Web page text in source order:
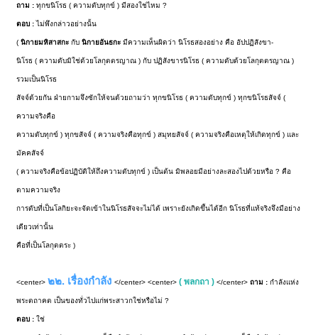
ถาม :ทุกขนิโรธ ( ความดับทุกข์ ) มีสองใช่ไหม ?
ตอบ :ไม่พึงกล่าวอย่างนั้น
( นิกายมหิสาสกะกับนิกายอันธกะมีความเห็นผิดว่า นิโรธสองอย่าง คือ อัปปฏิสังขา-
นิโรธ ( ความดับมิใช่ด้วยโลกุตตรญาณ ) กับ ปฏิสังขารนิโรธ ( ความดับด้วยโลกุตตรญาณ )
รวมเป็นนิโรธ
สัจจ์ด้วยกัน ฝ่ายกามจึงซักให้จนด้วยถามว่า ทุกขนิโรธ ( ความดับทุกข์ ) ทุกขนิโรธสัจจ์ (
ความจริงคือ
ความดับทุกข์ ) ทุกขสัจจ์ ( ความจริงคือทุกข์ ) สมุทยสัจจ์ ( ความจริงคือเหตุให้เกิดทุกข์ ) และ
มัคคสัจจ์
( ความจริงคือข้อปฏิบัติให้ถึงความดับทุกข์ ) เป็นต้น มิพลอยมีอย่างละสองไปด้วยหรือ ? คือ
ตามความจริง
การดับที่เป็นโลกิยะจะจัดเข้าในนิโรธสัจจะไม่ได้ เพราะยังเกิดขึ้นได้อีก นิโรธที่แท้จริงจึงมีอย่าง
เดียวเท่านั้น
คือที่เป็นโลกุตตระ )
<center>๒๒. เรื่องกำลัง </center> <center>( พลกถา )</center>ถาม :กำลังแห่ง
พระตถาคต เป็นของทั่วไปแก่พระสาวกใช่หรือไม่ ?
ตอบ :ใช่